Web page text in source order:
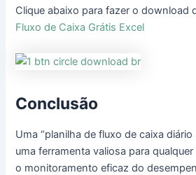
Clique abaixo para fazer o download
Fluxo de Caixa Grátis Excel
Conclusão
Uma “planilha de fluxo de caixa
uma ferramenta valiosa para
o monitoramento eficaz do